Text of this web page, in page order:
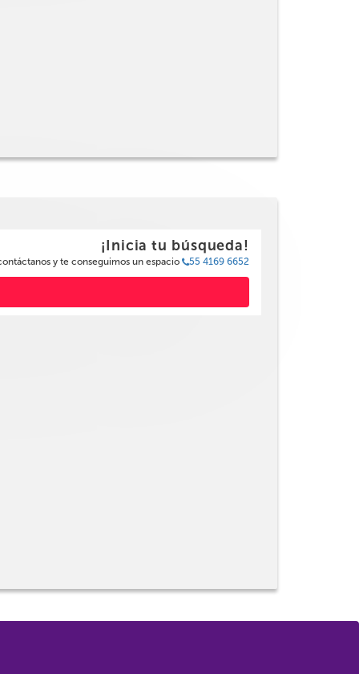
¡Inicia tu búsqueda!
y te conseguimos un espacio 55 4169 6652